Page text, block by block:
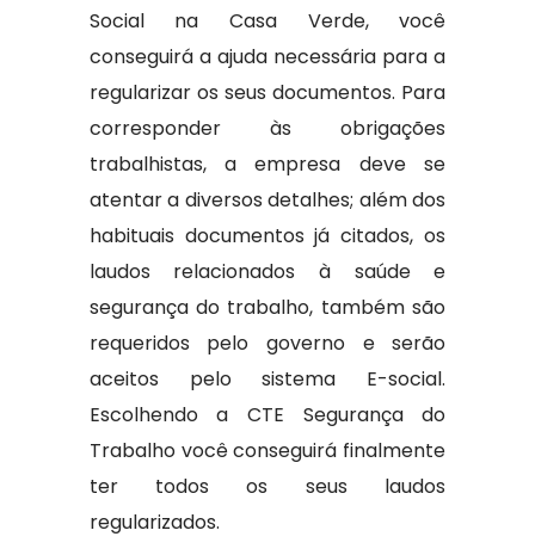
Social na Casa Verde, você
conseguirá a ajuda necessária para a
regularizar os seus documentos. Para
corresponder às obrigações
trabalhistas, a empresa deve se
atentar a diversos detalhes; além dos
habituais documentos já citados, os
laudos relacionados à saúde e
segurança do trabalho, também são
requeridos pelo governo e serão
aceitos pelo sistema E-social.
Escolhendo a CTE Segurança do
Trabalho você conseguirá finalmente
ter todos os seus laudos
regularizados.